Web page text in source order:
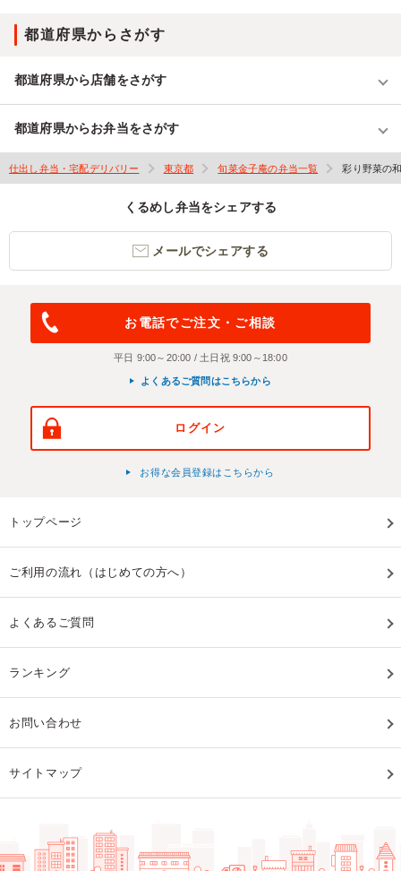
都道府県からさがす
都道府県から店舗をさがす
都道府県からお弁当をさがす
仕出し弁当・宅配デリバリー 東京都 旬菜金子庵の弁当一覧 彩り野菜の
くるめし弁当をシェアする
メールでシェアする
お電話でご注文・ご相談
平日 9:00～20:00 / 土日祝 9:00～18:00
よくあるご質問はこちらから
ログイン
お得な会員登録はこちらから
トップページ
ご利用の流れ（はじめての方へ）
よくあるご質問
ランキング
お問い合わせ
サイトマップ